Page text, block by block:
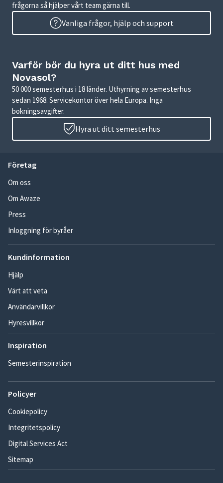
frågorna så hjälper vårt team gärna till.
Vanliga frågor, hjälp och support
Varför bör du hyra ut ditt hus med
Novasol?
50 000 semesterhus i 18 länder. Uthyrning av semesterhus
sedan 1968. Servicekontor över hela Europa. Inga
bokningsavgifter.
Hyra ut ditt semesterhus
Företag
Om oss
Om Awaze
Press
Inloggning för byråer
Kundinformation
Hjälp
Värt att veta
Användarvillkor
Hyresvillkor
Inspiration
Semesterinspiration
Policyer
Cookiepolicy
Integritetspolicy
Digital Services Act
Sitemap